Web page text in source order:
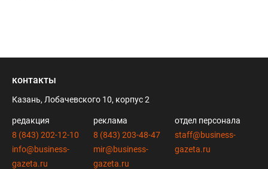
контакты
Казань, Лобачевского 10, корпус 2
редакция
8 (843) 202-12-10
info@business-
gazeta.ru
реклама
8 (843) 203-48-47
mir@business-
gazeta.ru
отдел персонала
staff@business-
gazeta.ru